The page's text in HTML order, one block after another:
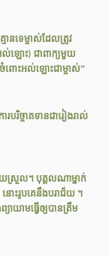
ល់ឡោះ) ជាពាក្យមួយ
ពោះអល់ឡោះជាម្ចាស់”
បរិច្ចាគទានជារៀងរាល់
ស្រួល។ បុគ្គលណាម្នាក់
ោះរូបគេនឹងបរាជ័យ ។
ាយាមធ្វើឲ្យបានត្រឹម